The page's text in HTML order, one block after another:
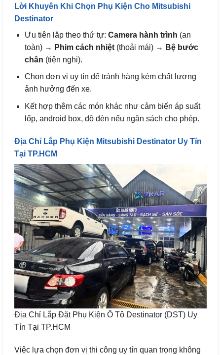
Lời Khuyên Khi Chọn Phụ Kiện Cho Mitsubishi
Destinator
Ưu tiên lắp theo thứ tự: Camera hành trình (an
toàn) → Phim cách nhiệt (thoải mái) → Bệ bước
chân (tiện nghi).
Chọn đơn vị uy tín để tránh hàng kém chất lượng
ảnh hưởng đến xe.
Kết hợp thêm các món khác như cảm biến áp suất
lốp, android box, độ đèn nếu ngân sách cho phép.
Địa Chỉ Lắp Phụ Kiện Mitsubishi Destinator Uy Tín
Tại TP.HCM
Địa Chỉ Lắp Đặt Phụ Kiện Ô Tô Destinator (DST) Uy
Tín Tại TP.HCM
Việc lựa chọn đơn vị thi công uy tín quan trọng không